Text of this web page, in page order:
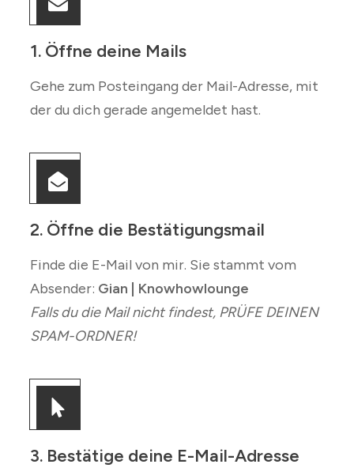
1. Öffne deine Mails
Gehe zum Posteingang der Mail-Adresse, mit
der du dich gerade angemeldet hast.
2. Öffne die Bestätigungsmail
Finde die E-Mail von mir. Sie stammt vom
Absender: Gian | Knowhowlounge
Falls du die Mail nicht findest, PRÜFE DEINEN
SPAM-ORDNER!
3. Bestätige deine E-Mail-Adresse